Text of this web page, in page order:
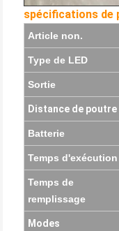
spécifications de
Article non.
Type de LED
Sortie
Distance de poutre
Batterie
Temps d'exécution
Temps de
remplissage
Modes